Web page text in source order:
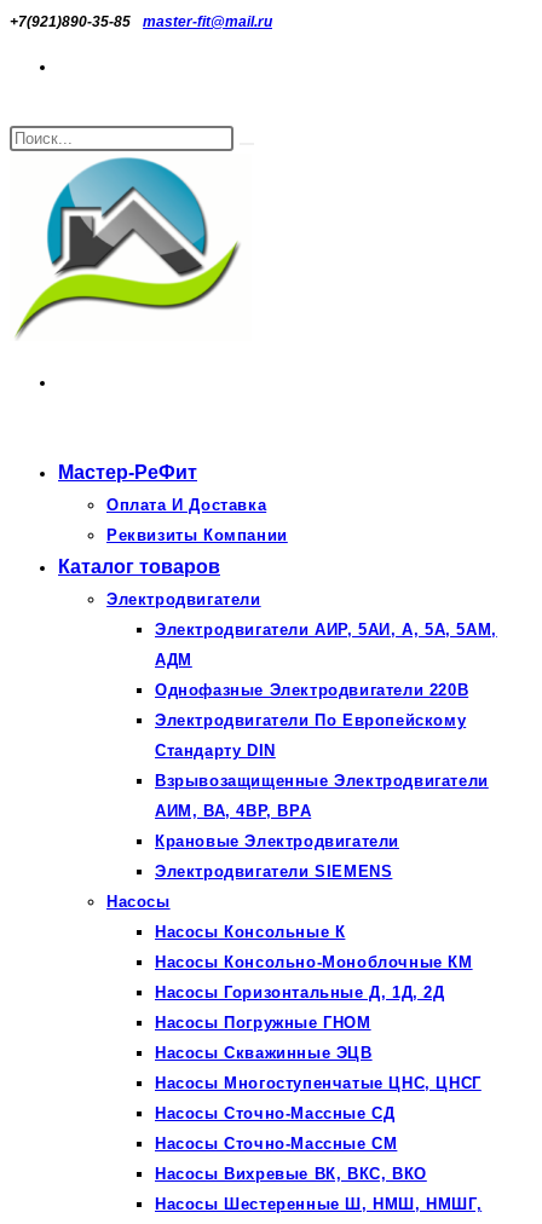
Перейти
+7(921)890-35-85 master-fit@mail.ru
Поиск
сайте
Мастер-РеФит
Оплата И Доставка
Реквизиты Компании
Каталог товаров
Электродвигатели
Электродвигатели АИР, 5АИ, А, 5А, 5АМ,
АДМ
Однофазные Электродвигатели 220В
Электродвигатели По Европейскому
Стандарту DIN
Взрывозащищенные Электродвигатели
АИМ, ВА, 4ВР, ВРА
Крановые Электродвигатели
Электродвигатели SIEMENS
Насосы
Насосы Консольные К
Насосы Консольно-Моноблочные КМ
Насосы Горизонтальные Д, 1Д, 2Д
Насосы Погружные ГНОМ
Насосы Скважинные ЭЦВ
Насосы Многоступенчатые ЦНС, ЦНСГ
Насосы Сточно-Массные СД
Насосы Сточно-Массные СМ
Насосы Вихревые ВК, ВКС, ВКО
Насосы Шестеренные Ш, НМШ, НМШГ,